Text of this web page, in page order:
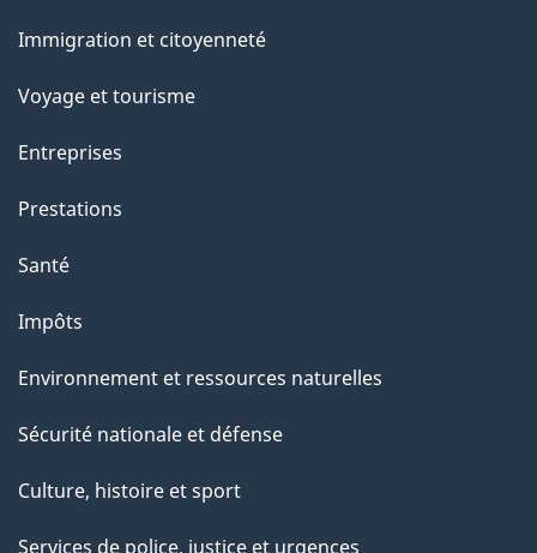
sujets
Immigration et citoyenneté
Voyage et tourisme
Entreprises
Prestations
Santé
Impôts
Environnement et ressources naturelles
Sécurité nationale et défense
Culture, histoire et sport
Services de police, justice et urgences